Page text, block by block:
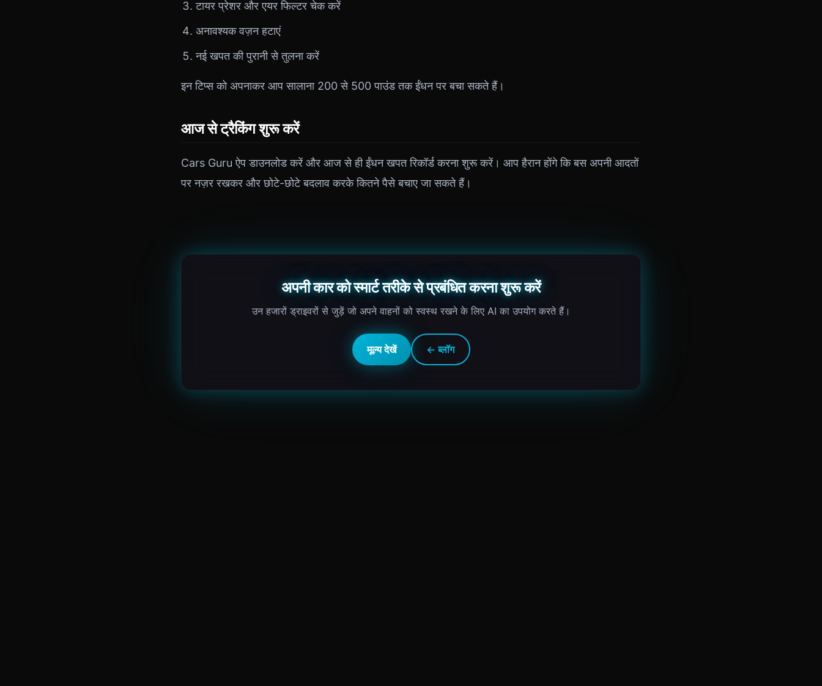
टायर प्रेशर और एयर फिल्टर चेक करें
अनावश्यक वज़न हटाएं
नई खपत की पुरानी से तुलना करें
इन टिप्स को अपनाकर आप सालाना 200 से 500 पाउंड तक ईंधन पर बचा सकते हैं।
आज से ट्रैकिंग शुरू करें
Cars Guru ऐप डाउनलोड करें और आज से ही ईंधन खपत रिकॉर्ड करना शुरू करें। आप हैरान होंगे कि बस अपनी आदतों
पर नज़र रखकर और छोटे-छोटे बदलाव करके कितने पैसे बचाए जा सकते हैं।
अपनी कार को स्मार्ट तरीके से प्रबंधित करना शुरू करें
उन हजारों ड्राइवरों से जुड़ें जो अपने वाहनों को स्वस्थ रखने के लिए AI का उपयोग करते हैं।
मूल्य देखें ← ब्लॉग